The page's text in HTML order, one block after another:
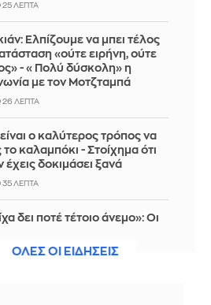
25 ΛΕΠΤΆ
Ελπίζουμε να μπει τέλος
«ούτε ειρήνη, ούτε
- «Πολύ δύσκολη» η
με τον Μοτζταμπά
26 ΛΕΠΤΆ
ο καλύτερος τρόπος να
το καλαμπόκι - Στοίχημα ότι
έχεις δοκιμάσει ξανά
35 ΛΕΠΤΆ
δει ποτέ τέτοιο άνεμο»: Οι
από τα πύρινα μέτωπα
ΟΛΕΣ ΟΙ ΕΙΔΗΣΕΙΣ